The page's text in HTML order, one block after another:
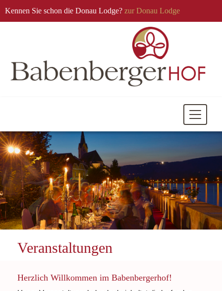
Kennen Sie schon die Donau Lodge? zur Donau Lodge
Mobile
Veranstaltungen
Herzlich Willkommen im Babenbergerhof!